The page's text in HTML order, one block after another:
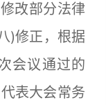
改部分法律
)修正，根据
会议通过的
表大会常务